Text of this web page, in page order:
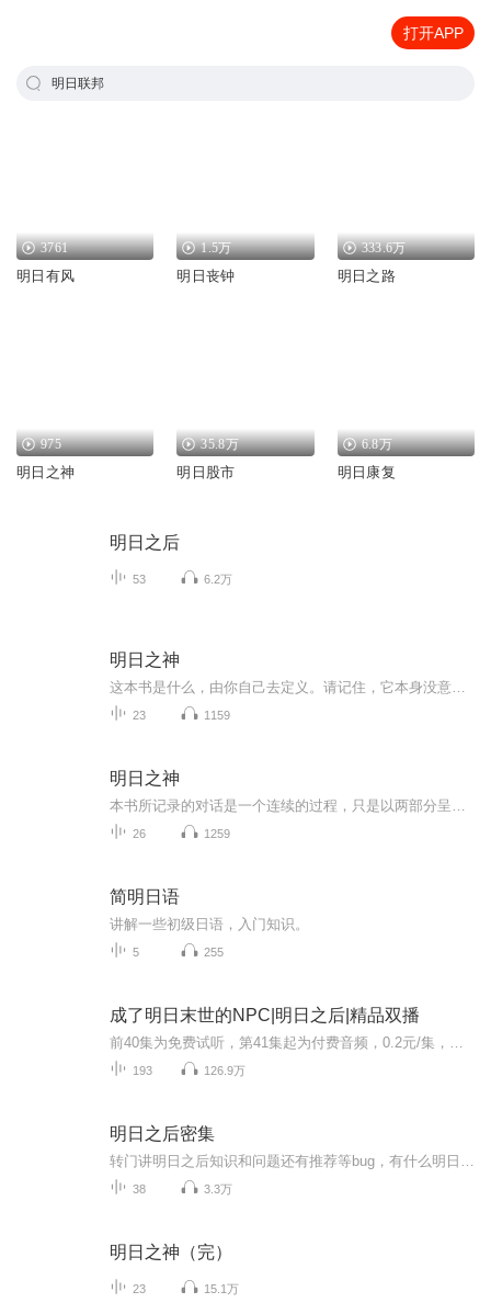
打开APP
明日联邦
3761
明日有风
1.5万
明日丧钟
333.6万
明日之路
975
明日之神
35.8万
明日股市
6.8万
明日康复
明日之后
53 6.2万
明日之神
23 1159
明日之神
26 1259
简明日语
讲解一些初级日语，入门知识。
5 255
成了明日末世的NPC|明日之后|精品双播
193 126.9万
明日之后密集
38 3.3万
明日之神（完）
23 15.1万